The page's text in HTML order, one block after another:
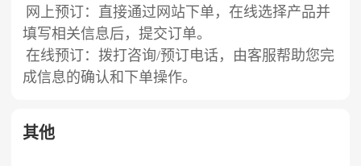
网上预订：直接通过网站下单，在线选择产品并
填写相关信息后，提交订单。
在线预订：拨打咨询/预订电话，由客服帮助您完
成信息的确认和下单操作。
其他